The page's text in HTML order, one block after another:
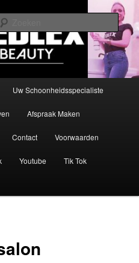
Amsterdam
| Boek Nu
✅Gezichtsbehandelingen ✅Brow
✅Ontspanningsmassage
Uw Schoonheidsspecialiste
Afspraak Maken
Contact Voorwaarden
Youtube Tik Tok